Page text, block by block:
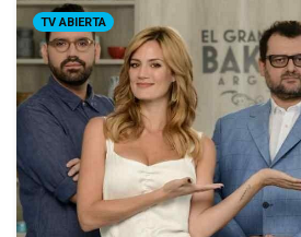
TV ABIERTA